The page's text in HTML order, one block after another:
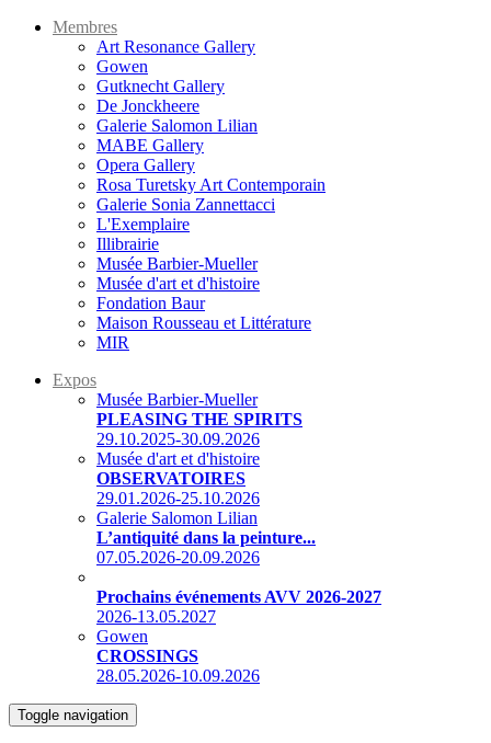
Membres
Art Resonance Gallery
Gowen
Gutknecht Gallery
De Jonckheere
Galerie Salomon Lilian
MABE Gallery
Opera Gallery
Rosa Turetsky Art Contemporain
Galerie Sonia Zannettacci
L'Exemplaire
Illibrairie
Musée Barbier-Mueller
Musée d'art et d'histoire
Fondation Baur
Maison Rousseau et Littérature
MIR
Expos
Musée Barbier-Mueller
PLEASING THE SPIRITS
29.10.2025-30.09.2026
Musée d'art et d'histoire
OBSERVATOIRES
29.01.2026-25.10.2026
Galerie Salomon Lilian
L’antiquité dans la peinture...
07.05.2026-20.09.2026
Prochains événements AVV 2026-2027
2026-13.05.2027
Gowen
CROSSINGS
28.05.2026-10.09.2026
Toggle navigation